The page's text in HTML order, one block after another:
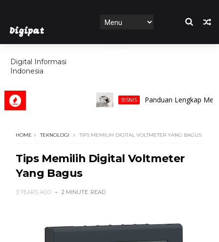
Digipat
Digital Informasi
Indonesia
FEATURES
BISNIS Panduan Lengkap Memilih
HOME TEKNOLOGI TIPS MEMILIH DIGITAL VOLTMETER YANG BAGUS
Tips Memilih Digital Voltmeter
Yang Bagus
3 YEARS AGO 2 MINUTE READ